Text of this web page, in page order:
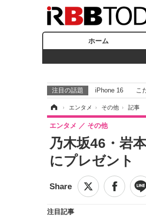
ホーム
注目の話題 iPhone 16 こ
› エンタメ › その他 › 記事
乃木坂46・岩
にプレゼント
エンタメ その他
注目記事